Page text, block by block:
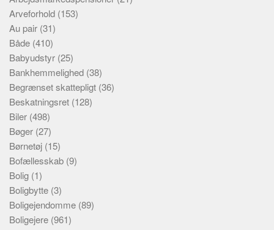
Arveforhold (153)
Au pair (31)
Både (410)
Babyudstyr (25)
Bankhemmelighed (38)
Begrænset skattepligt (36)
Beskatningsret (128)
Biler (498)
Bøger (27)
Børnetøj (15)
Bofællesskab (9)
Bolig (1)
Boligbytte (3)
Boligejendomme (89)
Boligejere (961)